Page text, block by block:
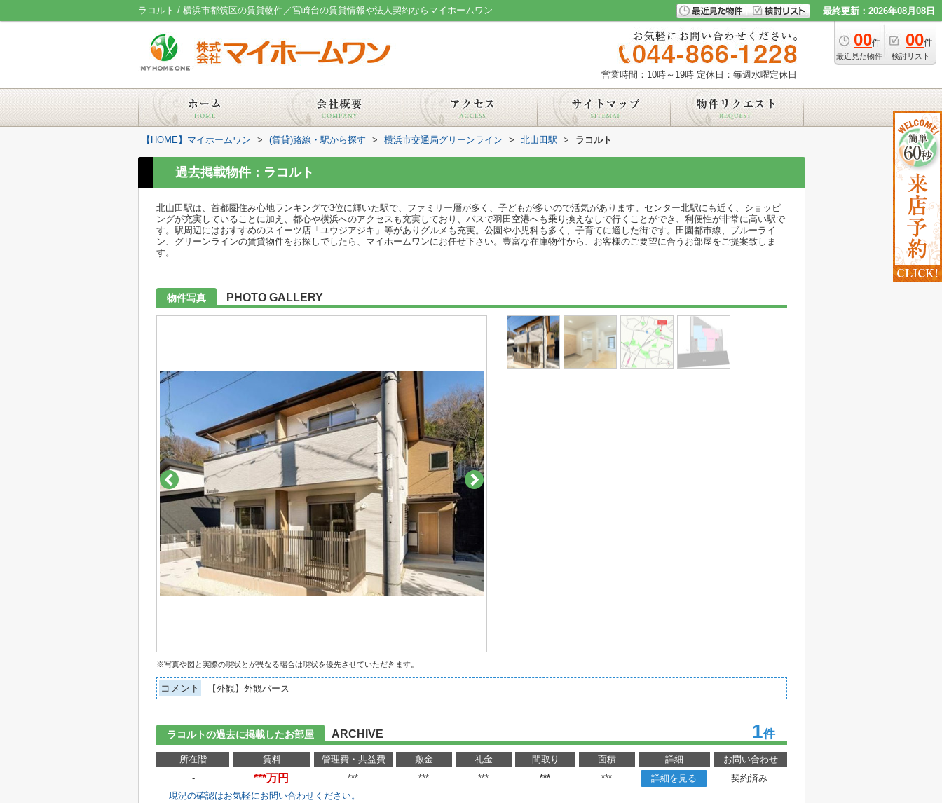
ラコルト / 横浜市都筑区の賃貸物件／宮崎台の賃貸情報や法人契約ならマイホームワン 最終更新：2026年08月08日
00件
最近見た物件
00件
検討リスト
営業時間：10時～19時 定休日：毎週水曜定休日
【HOME】マイホームワン > (賃貸)路線・駅から探す > 横浜市交通局グリーンライン > 北山田駅 > ラコルト
過去掲載物件：ラコルト
北山田駅は、首都圏住み心地ランキングで3位に輝いた駅で、ファミリー層が多く、子どもが多いので活気があります。センター北駅にも近く、ショッピ
ングが充実していることに加え、都心や横浜へのアクセスも充実しており、バスで羽田空港へも乗り換えなしで行くことができ、利便性が非常に高い駅で
す。駅周辺にはおすすめのスイーツ店「ユウジアジキ」等がありグルメも充実。公園や小児科も多く、子育てに適した街です。田園都市線、ブルーライ
ン、グリーンラインの賃貸物件をお探しでしたら、マイホームワンにお任せ下さい。豊富な在庫物件から、お客様のご要望に合うお部屋をご提案致しま
す。
物件写真 PHOTO GALLERY
※写真や図と実際の現状とが異なる場合は現状を優先させていただきます。
コメント 【外観】外観パース
ラコルトの過去に掲載したお部屋 ARCHIVE 1件
所在階 賃料 管理費・共益費 敷金 礼金 間取り 面積 詳細
お問い合わせ
-
***万円 *** *** *** *** *** 詳細を見る
契約済み
現況の確認はお気軽にお問い合わせください。